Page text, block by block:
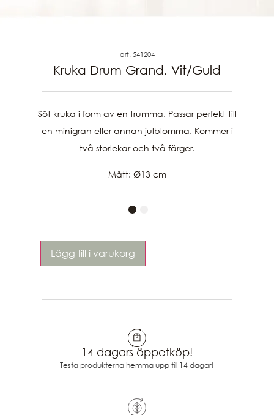
art. 541204
Kruka Drum Grand, Vit/Guld
Söt kruka i form av en trumma. Passar perfekt till
en minigran eller annan julblomma. Kommer i
två storlekar och två färger.
Mått: Ø13 cm
Lägg till i varukorg
14 dagars öppetköp!
Testa produkterna hemma upp till 14 dagar!